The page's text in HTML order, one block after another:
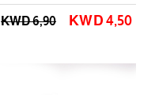
KWD 4٫50 KWD 6٫90